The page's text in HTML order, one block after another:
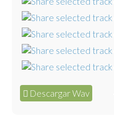
Descargar Wav